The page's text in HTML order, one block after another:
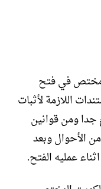
مختص في فتح
اللازمة لأثبات
جدا ومن قوانين
الأحوال وبعد
عمليه الفتح.